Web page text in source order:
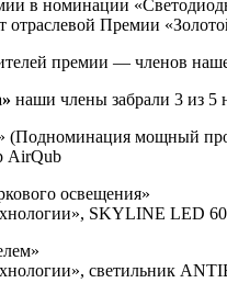
в номинации
отраслевой Премии
премии — членов
наши члены забрали 3 из 5
(Подноминация мощный
AirQub
освещения»
SKYLINE LED 60
светильник